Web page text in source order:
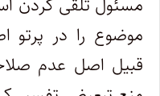
موضوع را در پرتو
قبیل اصل عدم